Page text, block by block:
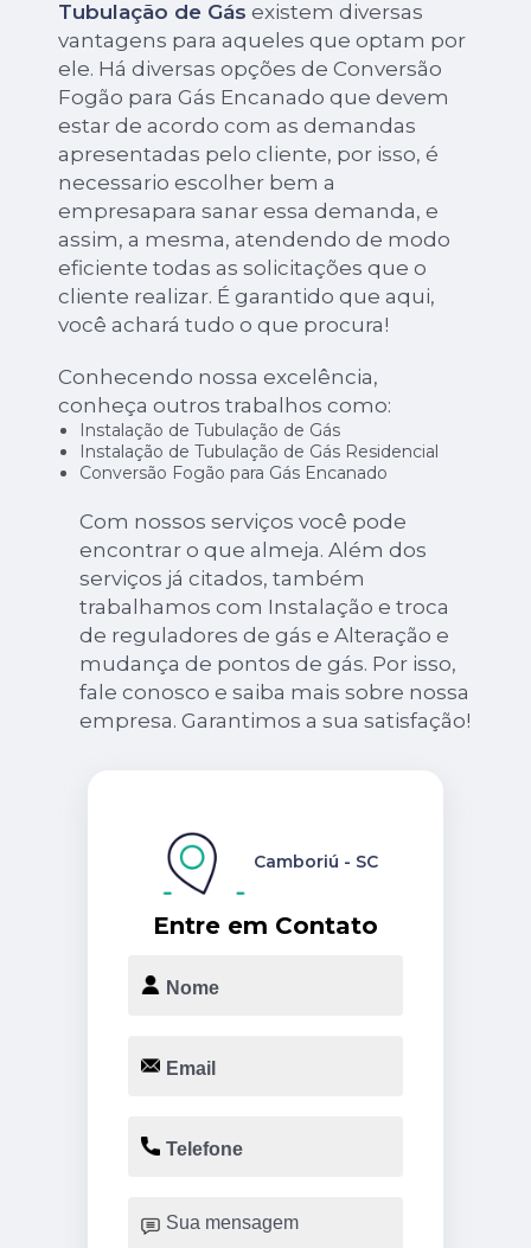
Tubulação de Gás existem diversas
vantagens para aqueles que optam por
ele. Há diversas opções de Conversão
Fogão para Gás Encanado que devem
estar de acordo com as demandas
apresentadas pelo cliente, por isso, é
necessario escolher bem a
empresapara sanar essa demanda, e
assim, a mesma, atendendo de modo
eficiente todas as solicitações que o
cliente realizar. É garantido que aqui,
você achará tudo o que procura!
Conhecendo nossa excelência,
conheça outros trabalhos como:
Instalação de Tubulação de Gás
Instalação de Tubulação de Gás Residencial
Conversão Fogão para Gás Encanado
Com nossos serviços você pode
encontrar o que almeja. Além dos
serviços já citados, também
trabalhamos com Instalação e troca
de reguladores de gás e Alteração e
mudança de pontos de gás. Por isso,
fale conosco e saiba mais sobre nossa
empresa. Garantimos a sua satisfação!
Entre em Contato
Camboriú - SC